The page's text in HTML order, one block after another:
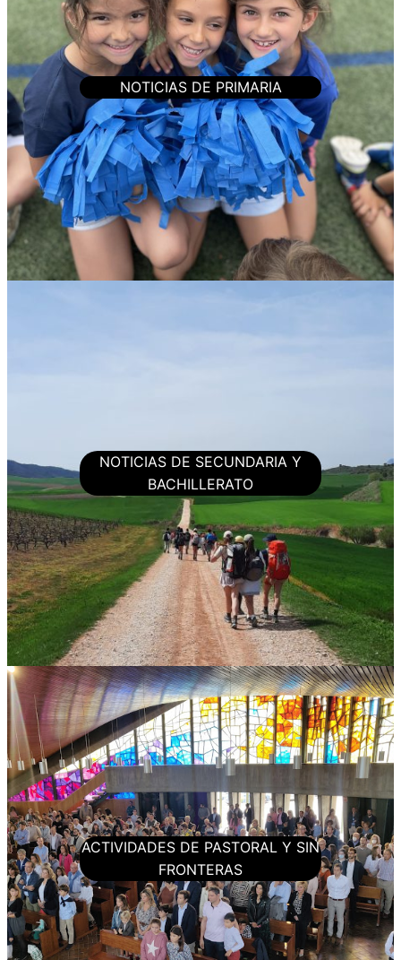
NOTICIAS DE PRIMARIA
NOTICIAS DE SECUNDARIA Y
BACHILLERATO
ACTIVIDADES DE PASTORAL Y SIN
FRONTERAS